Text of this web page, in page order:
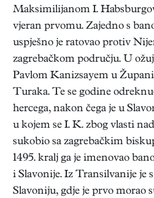
Maksimilijanom I.
vjeran prvomu. Zajedno s
uspješno je ratovao protiv
zagrebačkom području. U
Pavlom Kanizsayem u
Turaka. Te se godine
hercega, nakon čega je u
u kojem se I. K. zbog vlasti
sukobio sa zagrebačkim
1495. kralj ga je imenovao
i Slavonije. Iz Transilvanije je
Slavoniju, gdje je prvo morao